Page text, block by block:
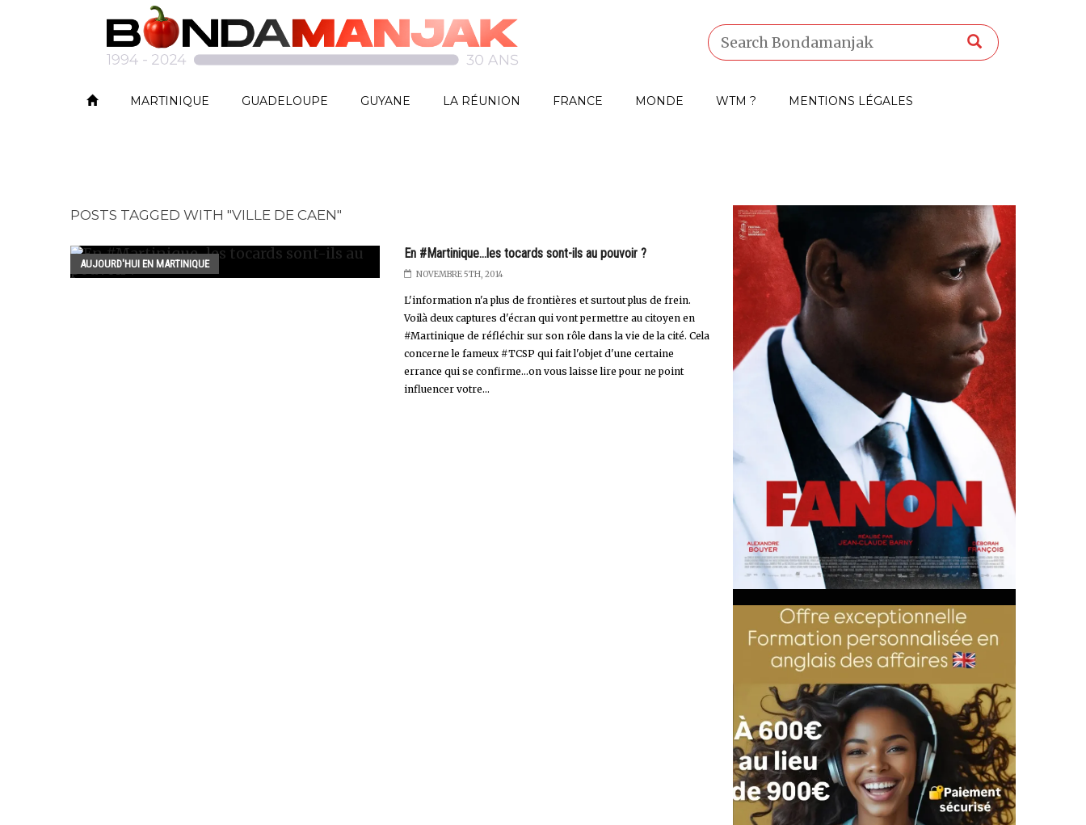
MARTINIQUE GUADELOUPE GUYANE LA RÉUNION FRANCE MONDE WTM ? MENTIONS LÉGALES
POSTS TAGGED WITH "VILLE DE CAEN"
AUJOURD'HUI EN MARTINIQUE
En #Martinique...les tocards sont-ils au pouvoir ?
NOVEMBRE 5TH, 2014
L'information n'a plus de frontières et surtout plus de frein.
Voilà deux captures d'écran qui vont permettre au citoyen en
#Martinique de réfléchir sur son rôle dans la vie de la cité. Cela
concerne le fameux #TCSP qui fait l'objet d'une certaine
errance qui se confirme...on vous laisse lire pour ne point
influencer votre...